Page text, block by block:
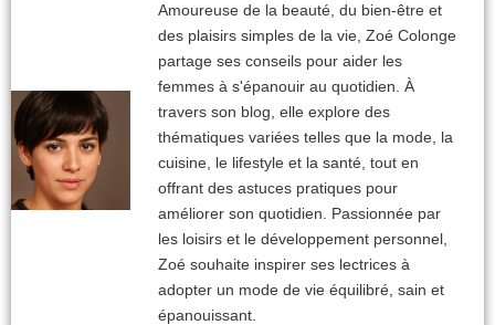
Amoureuse de la beauté, du bien-être et
des plaisirs simples de la vie, Zoé Colonge
partage ses conseils pour aider les
femmes à s'épanouir au quotidien. À
travers son blog, elle explore des
thématiques variées telles que la mode, la
cuisine, le lifestyle et la santé, tout en
offrant des astuces pratiques pour
améliorer son quotidien. Passionnée par
les loisirs et le développement personnel,
Zoé souhaite inspirer ses lectrices à
adopter un mode de vie équilibré, sain et
épanouissant.